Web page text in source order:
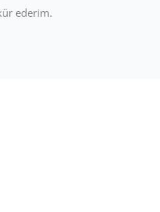
ederim.